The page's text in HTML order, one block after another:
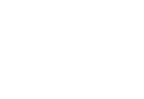
quá phô
mẽ đúng nghĩa.
là phần logo có